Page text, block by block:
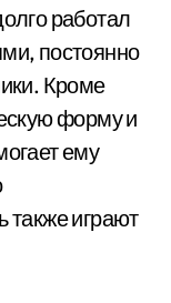
работал
постоянно
Кроме
форму и
ему
также играют